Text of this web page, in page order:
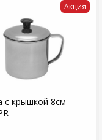
Акция
с крышкой 8см